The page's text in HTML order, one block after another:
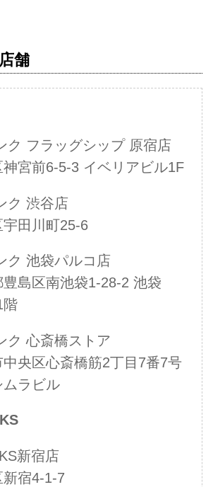
舗
ク フラッグシップ 原宿店
宮前6-5-3 イベリアビル1F
ク 渋谷店
田川町25-6
ク 池袋パルコ店
島区南池袋1-28-2 池袋
階
ク 心斎橋ストア
央区心斎橋筋2丁目7番7号
ムラビル
新宿店
宿4-1-7